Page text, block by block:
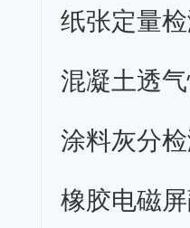
纸张定量
混凝土透
涂料灰分
橡胶电磁